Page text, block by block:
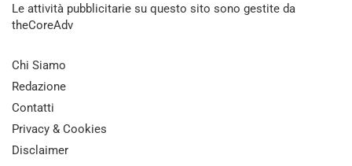
Le attività pubblicitarie su questo sito sono gestite da
theCoreAdv
Chi Siamo
Redazione
Contatti
Privacy & Cookies
Disclaimer